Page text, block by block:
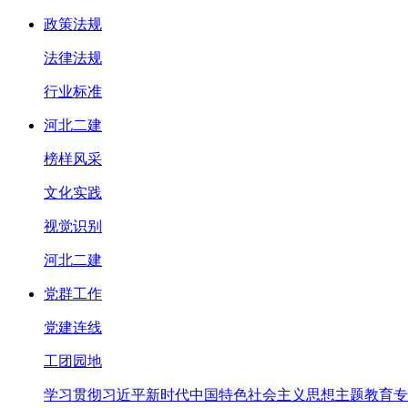
政策法规
法律法规
行业标准
河北二建
榜样风采
文化实践
视觉识别
河北二建
党群工作
党建连线
工团园地
学习贯彻习近平新时代中国特色社会主义思想主题教育